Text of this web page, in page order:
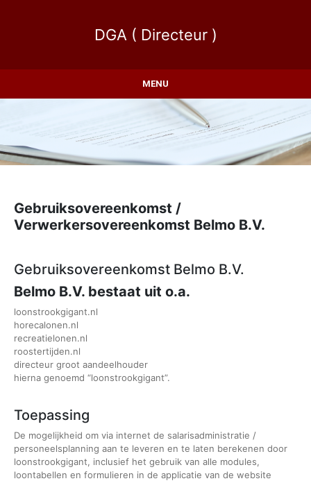
DGA ( Directeur )
MENU
Gebruiksovereenkomst /
Verwerkersovereenkomst Belmo B.V.
Gebruiksovereenkomst Belmo B.V.
Belmo B.V. bestaat uit o.a.
loonstrookgigant.nl
horecalonen.nl
recreatielonen.nl
roostertijden.nl
directeur groot aandeelhouder
hierna genoemd “loonstrookgigant”.
Toepassing
De mogelijkheid om via internet de salarisadministratie /
personeelsplanning aan te leveren en te laten berekenen door
loonstrookgigant, inclusief het gebruik van alle modules,
loontabellen en formulieren in de applicatie van de website